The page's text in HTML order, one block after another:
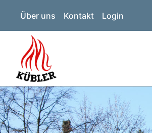
Über uns Kontakt Login